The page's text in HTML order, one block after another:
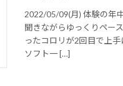
2022/05/09(月) 体験の年
聞きながらゆっくりペー
ったコロリが2回目で上
ソフト一 […]